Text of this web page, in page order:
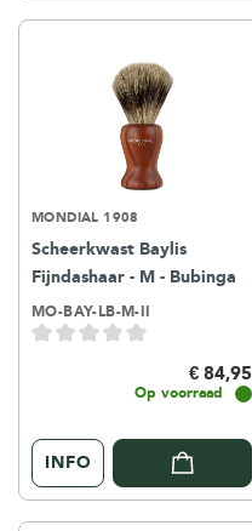
MONDIAL 1908
Scheerkwast Baylis
Fijndashaar - M - Bubinga
MO-BAY-LB-M-II
€ 84,95
Op voorraad
INFO